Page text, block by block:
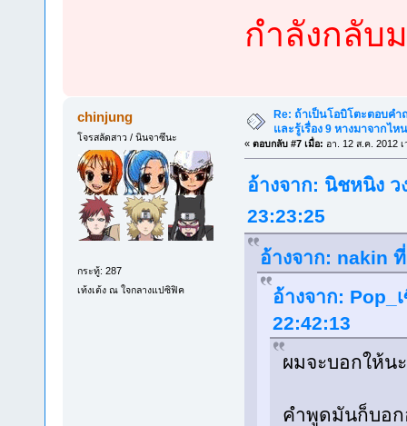
กำลังกลับ
chinjung
โจรสลัดสาว / นินจาซึนะ
กระทู้: 287
เท้งเต้ง ณ ใจกลางแปซิฟิค
Re: ถ้าเป็นโอบิโตะตอบค
และรู้เรื่อง 9 หางมาจากไ
« ตอบกลับ #7 เมื่อ: อา. 12 ส.ค. 2012
อ้างจาก: นิชหนิง ว
23:23:25
อ้างจาก: nakin
อ้างจาก: Pop_
22:42:13
ผมจะบอกให้น
คำพูดมันก็บอก